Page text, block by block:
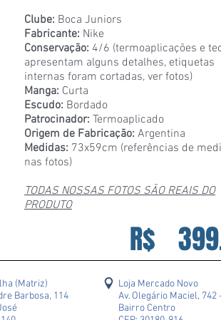
Clube: Boca Juniors
Fabricante: Nike
Conservação: 4/6 (termoaplicações e
apresentam alguns detalhes, etiquetas
internas foram cortadas, ver fotos)
Manga: Curta
Escudo: Bordado
Patrocinador: Termoaplicado
Origem de Fabricação: Argentina
Medidas: 73x59cm (referências de
nas fotos)
TODAS NOSSAS FOTOS SÃO REAIS DO
PRODUTO
R$
(Matriz)
Barbosa, 114
Loja Mercado Novo
Av. Olegário Maciel, 742
Bairro Centro